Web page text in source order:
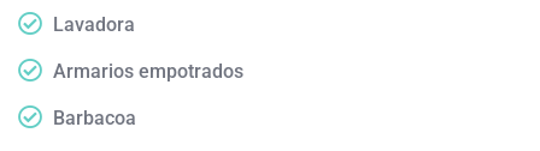
Lavadora
Armarios empotrados
Barbacoa